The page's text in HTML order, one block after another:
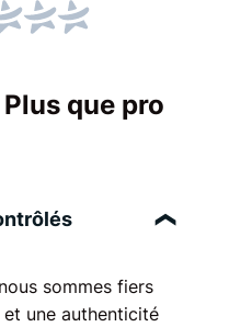
que pro
sommes fiers
une authenticité